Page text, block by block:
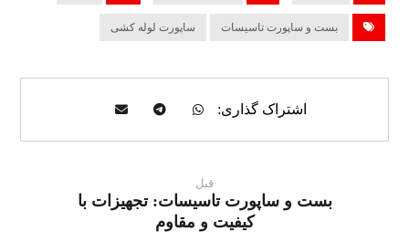
بست و ساپورت تاسیسات ساپورت لوله کشی
قبل
بست و ساپورت تاسیسات: تجهیزات با
کیفیت و مقاوم